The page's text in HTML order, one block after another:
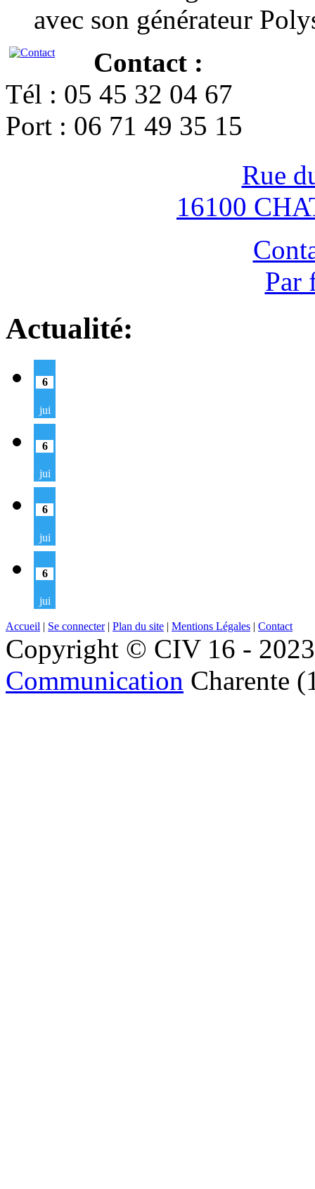
avec son générateur
Contact :
Tél : 05 45 32 04 67
Port : 06 71 49 35 15
Rue
16100
Par
Actualité:
6
jui
6
jui
6
jui
6
jui
Accueil | Se connecter| Plan du site | Mentions Légales | Contact
Copyright © CIV 16 -
Communication Charente